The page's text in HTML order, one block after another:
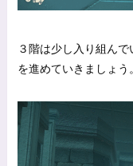
３階は少し入り組ん
を進めていきましょう